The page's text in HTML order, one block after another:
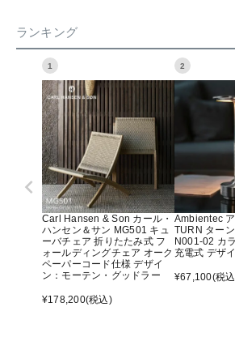
ランキング
1
Carl Hansen & Son カール・
ハンセン＆サン MG501 キュ
ーバチェア 折りたたみ式 フ
ォールディングチェア オーク
ペーパーコード仕様 デザイ
ン：モーテン・グッドラー
¥178,200(税込)
2
Ambientec
TURN ター
N001-02 カ
充電式 デザ
¥67,100(税